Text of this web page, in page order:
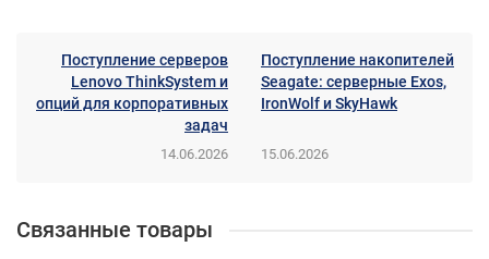
Поступление серверов
Lenovo ThinkSystem и
опций для корпоративных
задач
14.06.2026
Поступление накопителей
Seagate: серверные Exos,
IronWolf и SkyHawk
15.06.2026
Связанные товары